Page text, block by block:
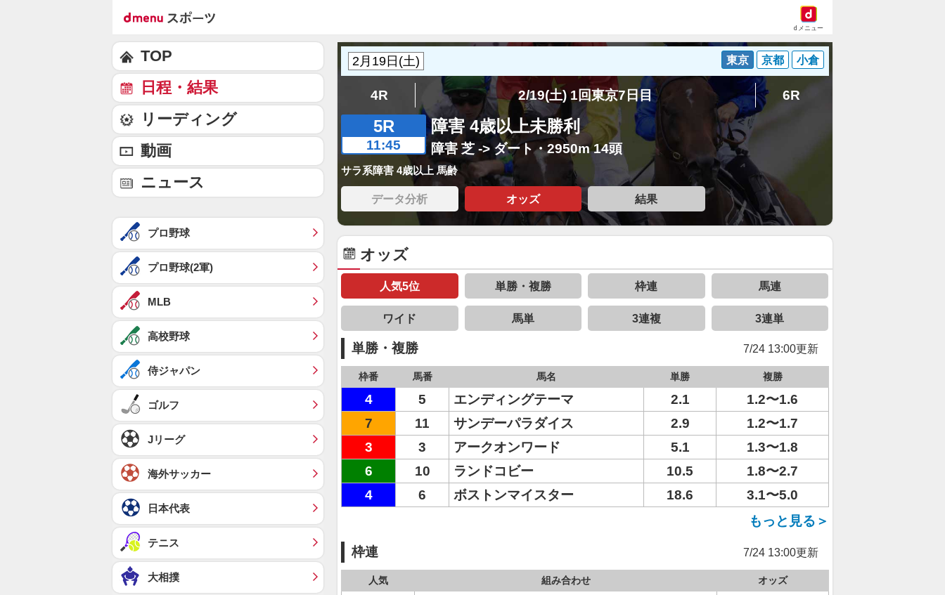
dメニュー
東京 京都 小倉
4R 2/19(土) 1回東京7日目 6R
5R
11:45
障害 4歳以上未勝利
障害 芝 -> ダート・2950m 14頭
サラ系障害 4歳以上 馬齢
データ分析 オッズ 結果
オッズ
人気5位 単勝・複勝 枠連 馬連
ワイド 馬単 3連複 3連単
単勝・複勝 7/24 13:00更新
枠番 馬番 馬名 単勝 複勝
4 5 エンディングテーマ 2.1
1.2〜1.6
7
11 サンデーパラダイス 2.9
1.2〜1.7
3
3 アークオンワード 5.1
1.3〜1.8
6
10 ランドコビー 10.5
1.8〜2.7
4
6 ボストンマイスター 18.6
3.1〜5.0
もっと見る＞
枠連 7/24 13:00更新
人気 組み合わせ オッズ
TOP
日程・結果
リーディング
動画
ニュース
プロ野球
プロ野球(2軍)
MLB
高校野球
侍ジャパン
ゴルフ
Jリーグ
海外サッカー
日本代表
テニス
大相撲